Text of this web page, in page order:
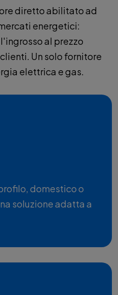
diretto abilitato ad
energetici:
al prezzo
Un solo fornitore
elettrica e gas.
domestico o
soluzione adatta a